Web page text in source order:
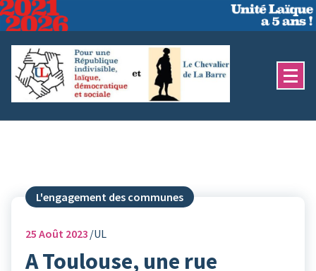
Aller
au
contenu
L'engagement des communes
25 Août 2023 UL
A Toulouse, une rue